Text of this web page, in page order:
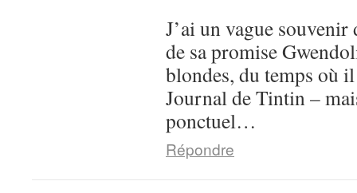
J’ai un vague
de sa promise
blondes, du temps où
Journal de Tintin –
ponctuel…
Répondre